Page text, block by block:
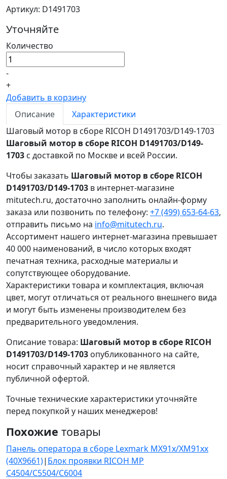
Артикул: D1491703
Уточняйте
Количество
-
+
Добавить в корзину
Описание
Характеристики
Шаговый мотор в сборе RICOH D1491703/D149-1703
Шаговый мотор в сборе RICOH D1491703/D149-
1703 с доставкой по Москве и всей России.
Чтобы заказать Шаговый мотор в сборе RICOH
D1491703/D149-1703 в интернет-магазине
mitutech.ru, достаточно заполнить онлайн-форму
заказа или позвонить по телефону: +7 (499) 653-64-63,
отправить письмо на info@mitutech.ru.
Ассортимент нашего интернет-магазина превышает
40 000 наименований, в число которых входят
печатная техника, расходные материалы и
сопутствующее оборудование.
Характеристики товара и комплектация, включая
цвет, могут отличаться от реального внешнего вида
и могут быть изменены производителем без
предварительного уведомления.
Описание товара: Шаговый мотор в сборе RICOH
D1491703/D149-1703 опубликованного на сайте,
носит справочный характер и не является
публичной офертой.
Точные технические характеристики уточняйте
перед покупкой у наших менеджеров!
Похожие товары
Панель оператора в сборе Lexmark MX91x/XM91xx
(40X9661)| Блок проявки RICOH MP
C4504/C5504/C6004